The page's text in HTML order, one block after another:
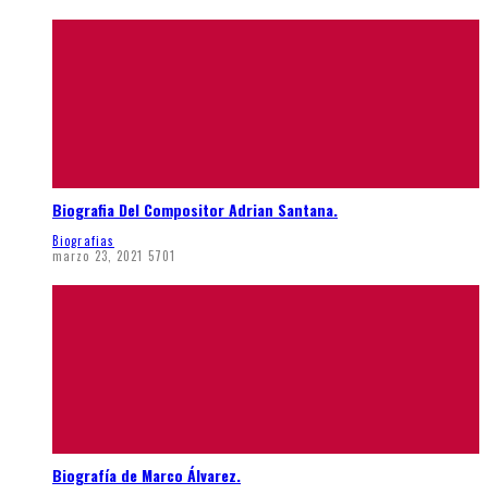
Biografia Del Compositor Adrian Santana.
Biografias
marzo 23, 2021 5701
Biografía de Marco Álvarez.